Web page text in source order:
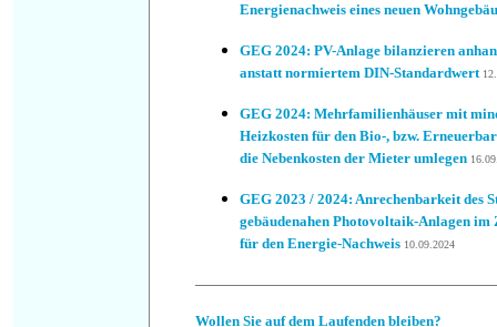
Energienachweis eines neuen
GEG 2024: PV-Anlage bilanzieren
anstatt normiertem DIN-Standardwert
GEG 2024: Mehrfamilienhäuser mit
Heizkosten für den Bio-, bzw.
die Nebenkosten der Mieter umlegen
GEG 2023 / 2024: Anrechenbarkeit des
gebäudenahen Photovoltaik-Anlagen im
für den Energie-Nachweis 10.09.2024
Wollen Sie auf dem Laufenden bleiben?